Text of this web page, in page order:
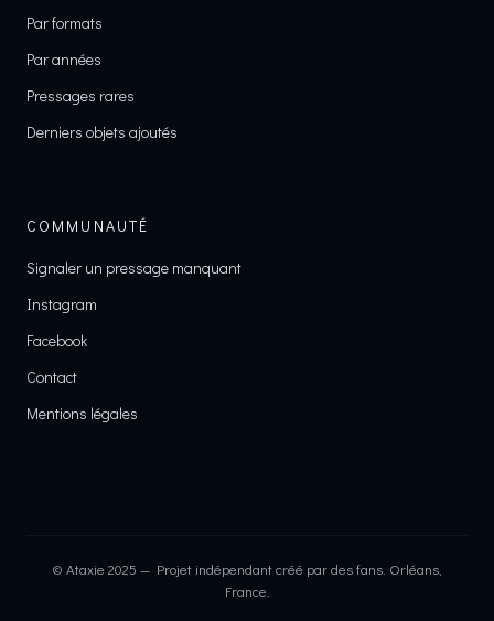
Par formats
Par années
Pressages rares
Derniers objets ajoutés
COMMUNAUTÉ
Signaler un pressage manquant
Instagram
Facebook
Contact
Mentions légales
© Ataxie 2025 — Projet indépendant créé par des fans. Orléans,
France.